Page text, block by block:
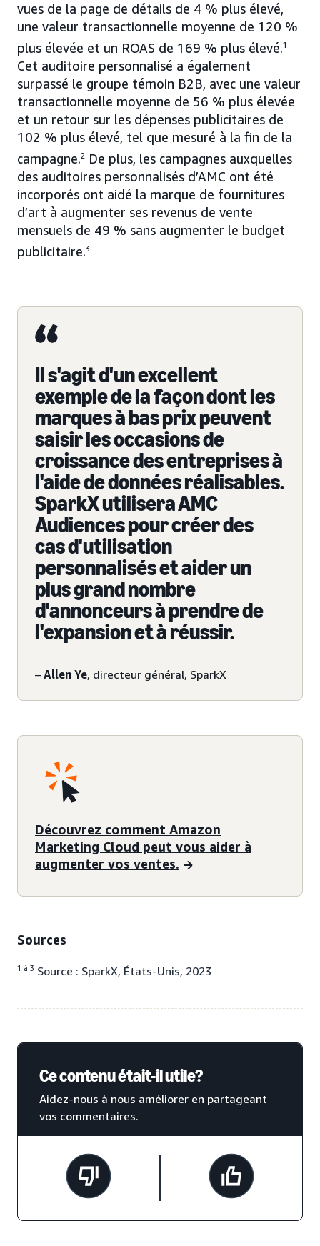
vues de la page de détails de 4 % plus élevé,
une valeur transactionnelle moyenne de 120 %
plus élevée et un ROAS de 169 % plus élevé.1
Cet auditoire personnalisé a également
surpassé le groupe témoin B2B, avec une valeur
transactionnelle moyenne de 56 % plus élevée
et un retour sur les dépenses publicitaires de
102 % plus élevé, tel que mesuré à la fin de la
campagne.2
De plus, les campagnes auxquelles
des auditoires personnalisés d’AMC ont été
incorporés ont aidé la marque de fournitures
d’art à augmenter ses revenus de vente
mensuels de 49 % sans augmenter le budget
publicitaire.3
Il s'agit d'un excellent
exemple de la façon dont les
marques à bas prix peuvent
saisir les occasions de
croissance des entreprises à
l'aide de données réalisables.
SparkX utilisera AMC
Audiences pour créer des
cas d'utilisation
personnalisés et aider un
plus grand nombre
d'annonceurs à prendre de
l'expansion et à réussir.
– Allen Ye, directeur général, SparkX
Découvrez comment Amazon
Marketing Cloud peut vous aider à
augmenter vos ventes.
Sources
1 à 3 Source : SparkX, États-Unis, 2023
Ce contenu était-il utile?
Aidez-nous à nous améliorer en partageant
vos commentaires.